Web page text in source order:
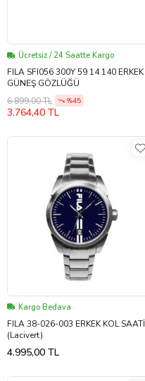
Ücretsiz / 24 Saatte Kargo
FILA SFI056 300Y 59 14 140 ERKEK
GÜNEŞ GÖZLÜĞÜ
6.899,00 TL
%45
3.764,40 TL
Kargo Bedava
FILA 38-026-003 ERKEK KOL SAATİ
(Lacivert)
4.995,00 TL